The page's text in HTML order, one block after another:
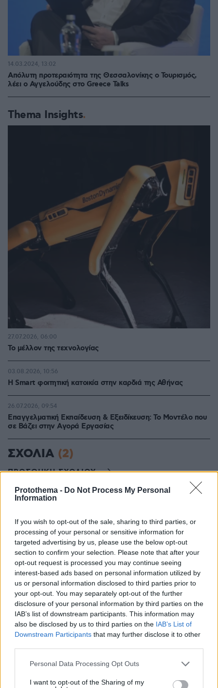
Protothema - Do Not Process My Personal
Information
If you wish to opt-out of the sale, sharing to third parties, or
processing of your personal or sensitive information for
targeted advertising by us, please use the below opt-out
section to confirm your selection. Please note that after your
opt-out request is processed you may continue seeing
interest-based ads based on personal information utilized by
us or personal information disclosed to third parties prior to
your opt-out. You may separately opt-out of the further
disclosure of your personal information by third parties on the
IAB’s list of downstream participants. This information may
also be disclosed by us to third parties on the IAB’s List of
Downstream Participants that may further disclose it to other
Please note that this website/app uses one or more Google
not limited to your visit or usage behaviour. You may click to
Personal Data Processing Opt Outs
I want to opt-out of the Sharing of my
Απόλυτη προτεραιότητα της Θεσσαλονίκης ο Τουρισμός,
λέει ο Αγγελούδης στο Greece Talks
14.03.2024, 13:02
Thema Insights
Το μέλλον της τεχνολογίας
27.07.2026, 06:00
Η Smart φοιτητική κατοικία στην καρδιά της Αθήνας
03.08.2026, 10:56
Επαγγελματική Εκπαίδευση & Εξειδίκευση: Το Mοντέλο που
σε Bάζει στην Aγορά Eργασίας
26.07.2026, 09:54
ΣΧΟΛΙΑ (2)
ΠΡΟΣΘΗΚΗ ΣΧΟΛΙΟΥ
Τι λέει ο άνθρωπος?!!!
14.03.2024, 14:07
Γερμανίας" ...για να αναπτύξει τον τουρισμό της
Θεσσαλονίκης ή επειδή η Γερμανία είναι ανέκαθεν
τίγκα σε μετανάστες από Β.Ελλάδα?
ΑΠΑΝΤΗΣΗ
Χαρης
14.03.2024, 13:39
Συνδέστε το μετρό με το αεροδρόμιο και επεκτείνετέ
το σιδηροδρομικό δίκτυο προς Χαλκιδική (έως τα
Μουδανιά).